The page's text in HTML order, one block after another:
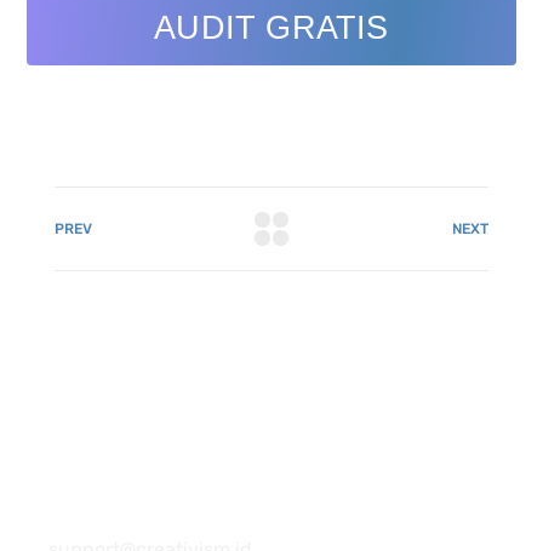
AUDIT GRATIS
PREV NEXT